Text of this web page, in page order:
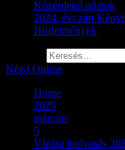
Közérdekű adatok
2024. évi zárt
Hirdetmények
Nézd Online
Home
2025
március
5
Vízóra leolvasás